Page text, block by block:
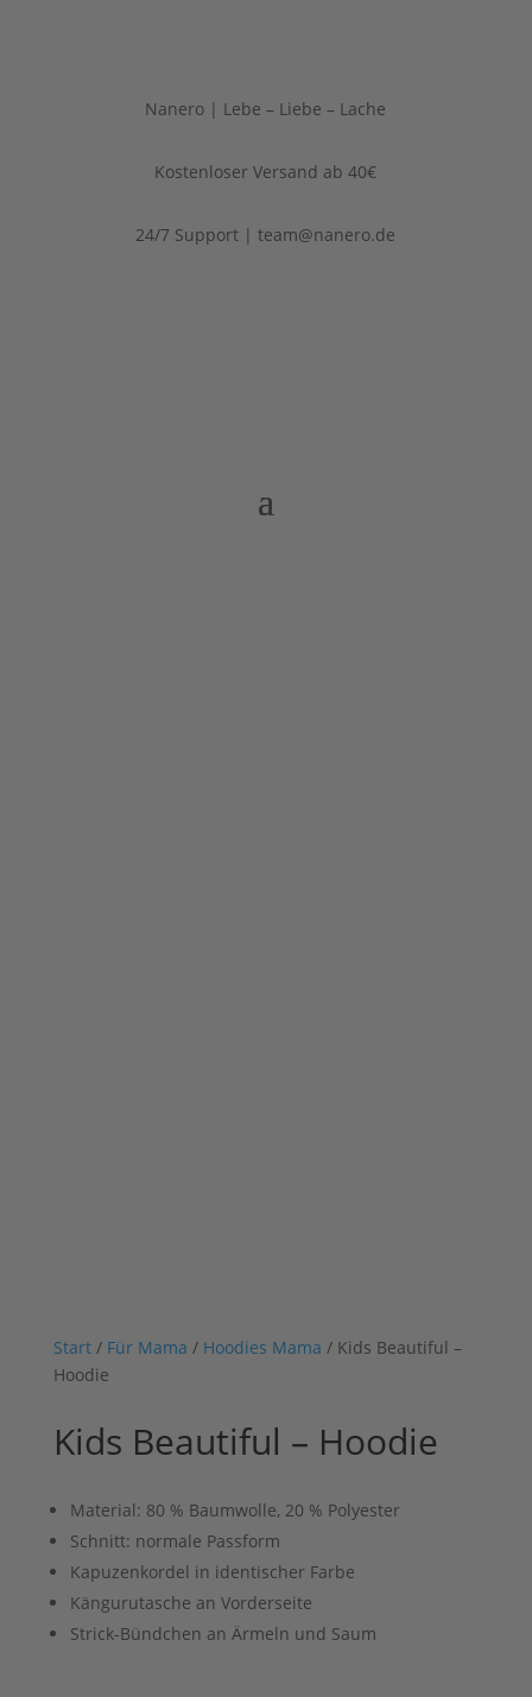
Nanero | Lebe – Liebe – Lache
Kostenloser Versand ab 40€
24/7 Support | team@nanero.de
Start/ Für Mama / Hoodies Mama / Kids Beautiful –
Hoodie
Kids Beautiful – Hoodie
Material: 80 % Baumwolle, 20 % Polyester
Schnitt: normale Passform
Kapuzenkordel in identischer Farbe
Kängurutasche an Vorderseite
Strick-Bündchen an Ärmeln und Saum